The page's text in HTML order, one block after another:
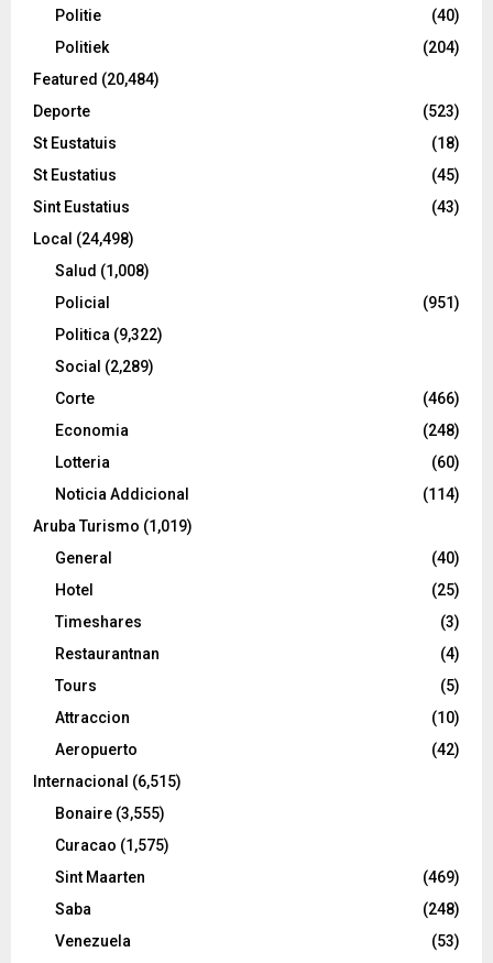
Politie
(40)
Politiek
(204)
Featured (20,484)
Deporte
(523)
St Eustatuis
(18)
St Eustatius
(45)
Sint Eustatius
(43)
Local (24,498)
Salud (1,008)
Policial
(951)
Politica (9,322)
Social (2,289)
Corte
(466)
Economia
(248)
Lotteria
(60)
Noticia Addicional
(114)
Aruba Turismo (1,019)
General
(40)
Hotel
(25)
Timeshares
(3)
Restaurantnan
(4)
Tours
(5)
Attraccion
(10)
Aeropuerto
(42)
Internacional (6,515)
Bonaire (3,555)
Curacao (1,575)
Sint Maarten
(469)
Saba
(248)
Venezuela
(53)